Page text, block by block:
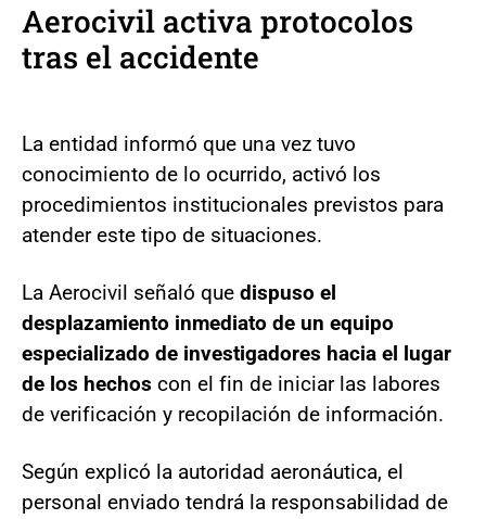
Aerocivil activa protocolos
tras el accidente
La entidad informó que una vez tuvo
conocimiento de lo ocurrido, activó los
procedimientos institucionales previstos para
atender este tipo de situaciones.
La Aerocivil señaló que dispuso el
desplazamiento inmediato de un equipo
especializado de investigadores hacia el lugar
de los hechos con el fin de iniciar las labores
de verificación y recopilación de información.
Según explicó la autoridad aeronáutica, el
personal enviado tendrá la responsabilidad de